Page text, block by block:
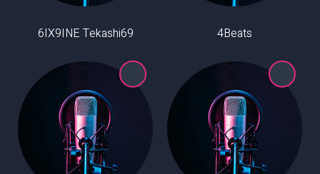
4Beats
6IX9INE Tekashi69